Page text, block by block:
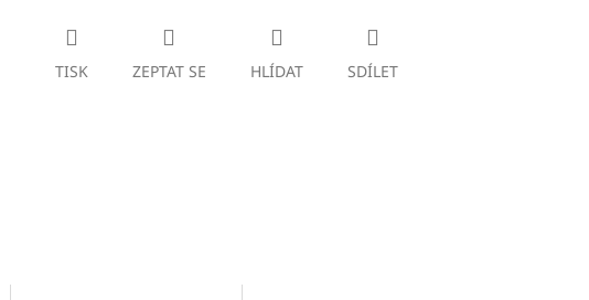
TISK ZEPTAT SE HLÍDAT SDÍLET